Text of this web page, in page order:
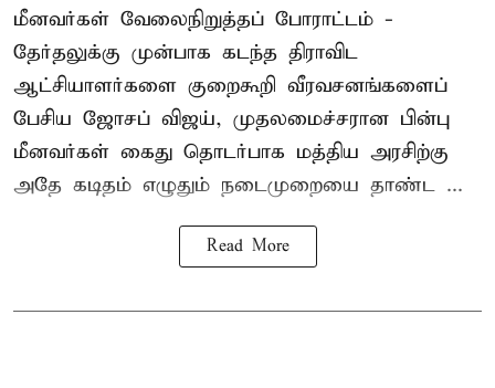
மீனவர்கள் வேலைநிறுத்தப் போராட்டம் -
தேர்தலுக்கு முன்பாக கடந்த திராவிட
ஆட்சியாளர்களை குறைகூறி வீரவசனங்களைப்
பேசிய ஜோசப் விஜய், முதலமைச்சரான பின்பு
மீனவர்கள் கைது தொடர்பாக மத்திய அரசிற்கு
அதே கடிதம் எழுதும் நடைமுறையை தாண்ட ...
Read More